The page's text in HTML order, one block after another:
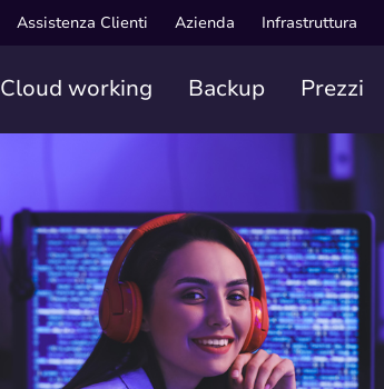
Assistenza Clienti Azienda Infrastruttura
Prezzi
Backup
Cloud working